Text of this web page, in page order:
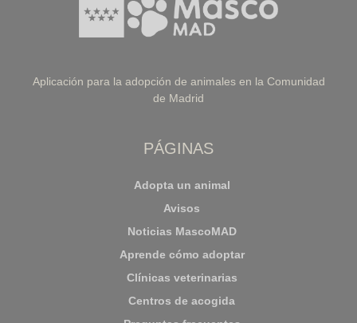
Aplicación para la adopción de animales en la Comunidad
de Madrid
PÁGINAS
Adopta un animal
Avisos
Noticias MascoMAD
Aprende cómo adoptar
Clínicas veterinarias
Centros de acogida